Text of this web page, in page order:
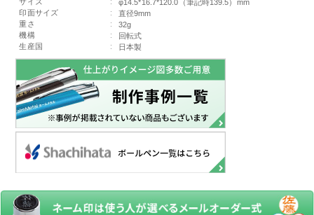
φ14.5*16.7*120.0（筆記時139.5）mm
印面サイズ
:
直径9mm
重さ
:
32g
機構
:
回転式
生産国
: 日本製